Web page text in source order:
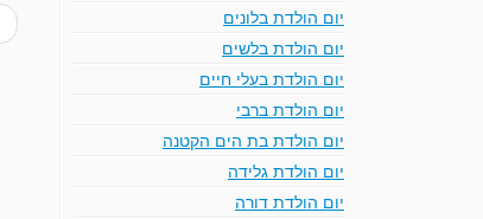
יום הולדת בלונים
יום הולדת בלשים
יום הולדת בעלי חיים
יום הולדת ברבי
יום הולדת בת הים הקטנה
יום הולדת גלידה
יום הולדת דורה